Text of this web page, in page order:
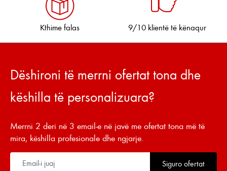
Kthime falas 9/10 klientë të kënaqur
Dëshironi të merrni ofertat tona dhe
këshilla të personalizuara?
Merrni 2 deri në 3 email-e në javë me ofertat tona më të
mira, këshilla profesionale dhe ngjarje.
Siguro ofertat